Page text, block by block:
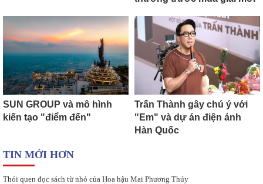
SUN GROUP và mô hình
kiến tạo "điểm đến"
Trấn Thành gây chú ý với
"Em" và dự án điện ảnh
Hàn Quốc
TIN MỚI HƠN
Thói quen đọc sách từ nhỏ của Hoa hậu Mai Phương Thúy